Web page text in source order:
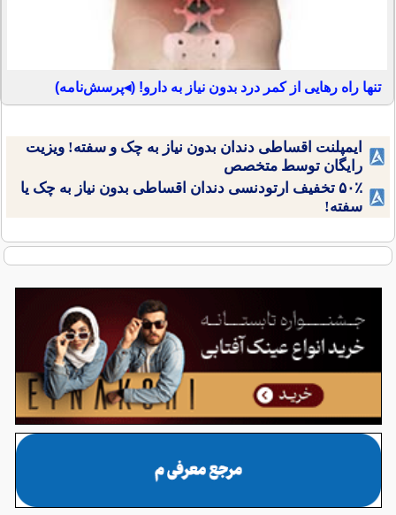
تنها راه رهایی از کمر درد بدون نیاز به دارو! (◂پرسش‌نامه)
ایمپلنت اقساطی دندان بدون نیاز به چک و سفته! ویزیت
رایگان توسط متخصص
۵۰٪ تخفیف ارتودنسی دندان اقساطی بدون نیاز به چک یا
سفته!